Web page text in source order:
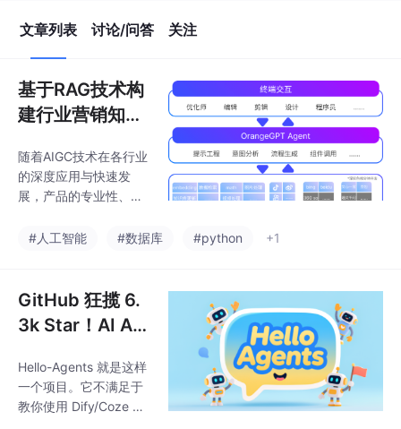
文章列表 讨论/问答 关注
基于RAG技术构
建行业营销知识
angeGPT核心
竞争力
随着AIGC技术在各行业
的深度应用与快速发
展，产品的专业性、准
量其质量的核心指标。
-How储备，构建了基于
OrangeGPT Agent的行
业营销AI解决方案。
#人工智能 #数据库 #python +1
GitHub 狂揽 6.
3k Star！AI Ag
程爆火！
Hello-Agents 就是这样
一个项目。它不满足于
教你使用 Dify/Coze 等